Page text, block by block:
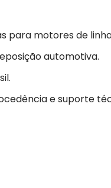
para motores de
automotiva.
e suporte